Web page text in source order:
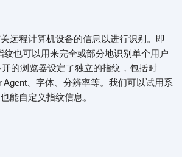
远程计算机设备的信息以进行识别。即
纹也可以用来完全或部分地识别单个用户
的浏览器设定了独立的指纹，包括时
Agent、字体、分辨率等。我们可以试用系
能自定义指纹信息。